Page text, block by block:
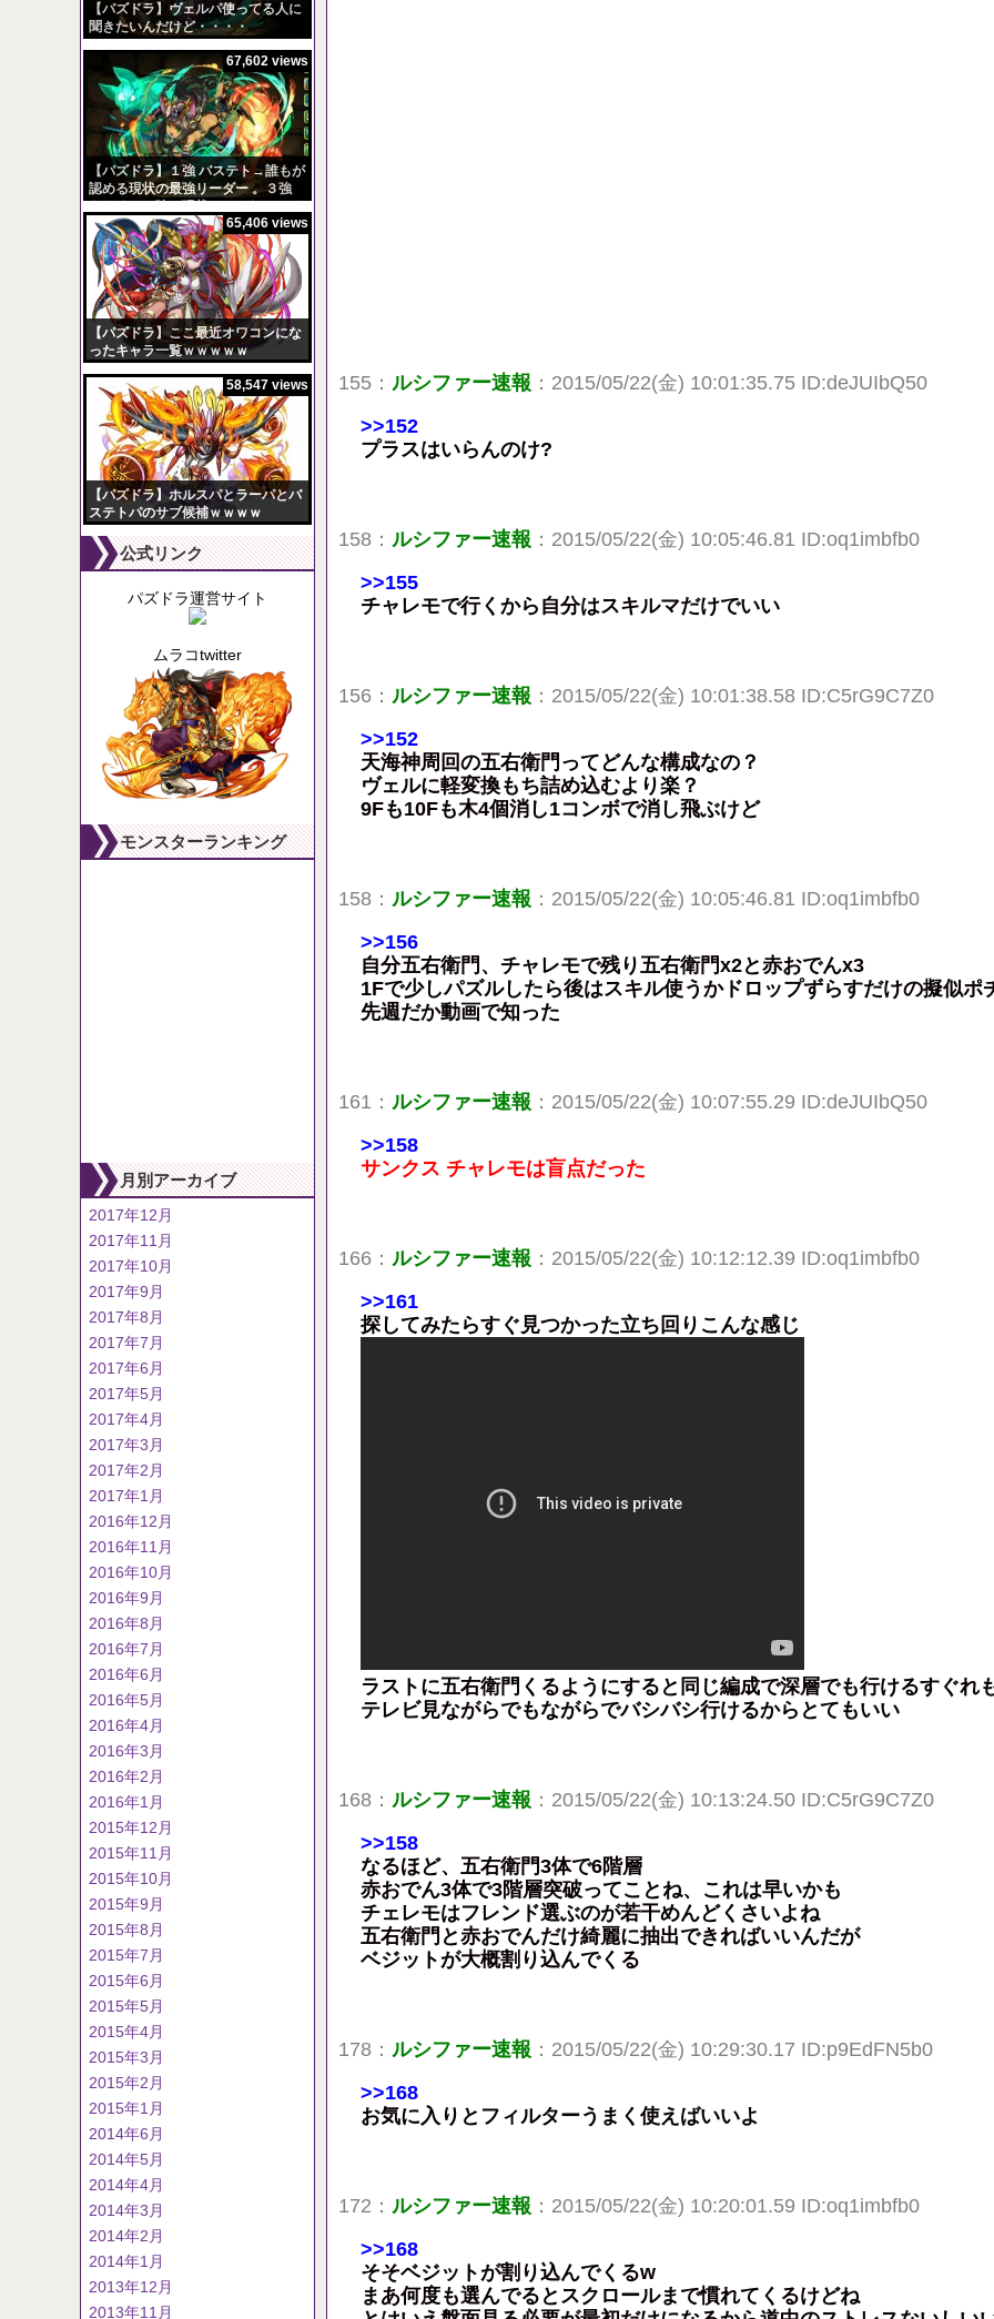
【パズドラ】ヴェルパ使ってる人に
聞きたいんだけど・・・・
【パズドラ】１強 バステト→誰もが
認める現状の最強リーダー 。３強
か？
67,602 views
【パズドラ】ここ最近オワコンにな
ったキャラ一覧ｗｗｗｗｗ
65,406 views
【パズドラ】ホルスパとラーパとバ
ステトパのサブ候補ｗｗｗｗ
58,547 views
公式リンク
パズドラ運営サイト
ムラコtwitter
モンスターランキング
月別アーカイブ
2017年12月
2017年11月
2017年10月
2017年9月
2017年8月
2017年7月
2017年6月
2017年5月
2017年4月
2017年3月
2017年2月
2017年1月
2016年12月
2016年11月
2016年10月
2016年9月
2016年8月
2016年7月
2016年6月
2016年5月
2016年4月
2016年3月
2016年2月
2016年1月
2015年12月
2015年11月
2015年10月
2015年9月
2015年8月
2015年7月
2015年6月
2015年5月
2015年4月
2015年3月
2015年2月
2015年1月
2014年6月
2014年5月
2014年4月
2014年3月
2014年2月
2014年1月
2013年12月
2013年11月
155： ルシファー速報 ：2015/05/22(金) 10:01:35.75 ID:deJUIbQ50
>>152
プラスはいらんのけ?
158： ルシファー速報 ：2015/05/22(金) 10:05:46.81 ID:oq1imbfb0
>>155
チャレモで行くから自分はスキルマだけでいい
156： ルシファー速報 ：2015/05/22(金) 10:01:38.58 ID:C5rG9C7Z0
>>152
天海神周回の五右衛門ってどんな構成なの？
ヴェルに軽変換もち詰め込むより楽？
9Fも10Fも木4個消し1コンボで消し飛ぶけど
158： ルシファー速報 ：2015/05/22(金) 10:05:46.81 ID:oq1imbfb0
>>156
自分五右衛門、チャレモで残り五右衛門x2と赤おでんx3
1Fで少しパズルしたら後はスキル使うかドロップずらすだけの擬似ポ
先週だか動画で知った
161： ルシファー速報 ：2015/05/22(金) 10:07:55.29 ID:deJUIbQ50
>>158
サンクス チャレモは盲点だった
166： ルシファー速報 ：2015/05/22(金) 10:12:12.39 ID:oq1imbfb0
>>161
探してみたらすぐ見つかった立ち回りこんな感じ
ラストに五右衛門くるようにすると同じ編成で深層でも行けるすぐれ
テレビ見ながらでもながらでバシバシ行けるからとてもいい
168： ルシファー速報 ：2015/05/22(金) 10:13:24.50 ID:C5rG9C7Z0
>>158
なるほど、五右衛門3体で6階層
赤おでん3体で3階層突破ってことね、これは早いかも
チェレモはフレンド選ぶのが若干めんどくさいよね
五右衛門と赤おでんだけ綺麗に抽出できればいいんだが
ベジットが大概割り込んでくる
178： ルシファー速報 ：2015/05/22(金) 10:29:30.17 ID:p9EdFN5b0
>>168
お気に入りとフィルターうまく使えばいいよ
172： ルシファー速報 ：2015/05/22(金) 10:20:01.59 ID:oq1imbfb0
>>168
そそベジットが割り込んでくるw
まあ何度も選んでるとスクロールまで慣れてくるけどね